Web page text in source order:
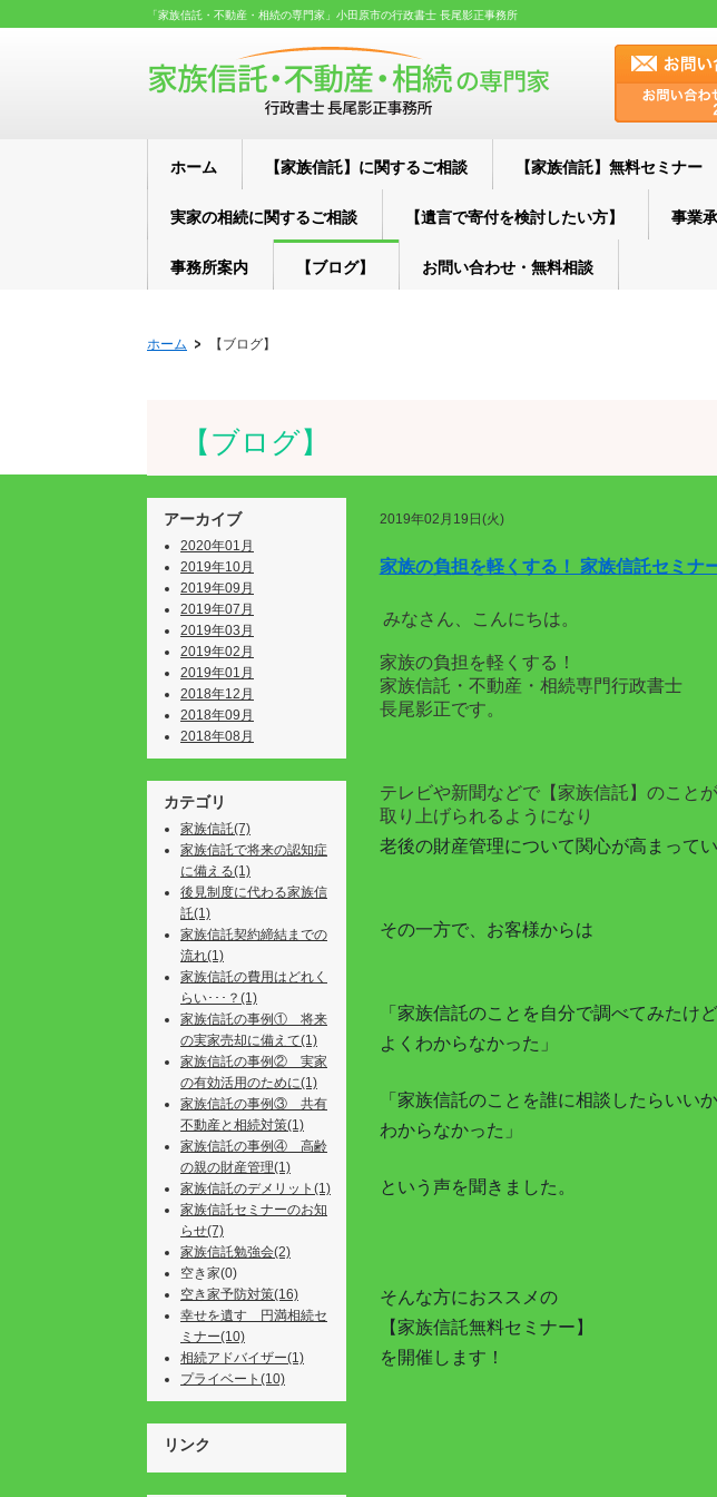
「家族信託・不動産・相続の専門家」小田原市の行政書士 長尾影正事務所
ホーム 【家族信託】に関するご相談 【家族信託】無料セミナー
実家の相続に関するご相談 【遺言で寄付を検討したい方】 事業
事務所案内 【ブログ】 お問い合わせ・無料相談
ホーム 【ブログ】
【ブログ】
アーカイブ
2020年01月
2019年10月
2019年09月
2019年07月
2019年03月
2019年02月
2019年01月
2018年12月
2018年09月
2018年08月
カテゴリ
家族信託(7)
家族信託で将来の認知症
に備える(1)
後見制度に代わる家族信
託(1)
家族信託契約締結までの
流れ(1)
家族信託の費用はどれく
らい･･･？(1)
家族信託の事例① 将来
の実家売却に備えて(1)
家族信託の事例② 実家
の有効活用のために(1)
家族信託の事例③ 共有
不動産と相続対策(1)
家族信託の事例④ 高齢
の親の財産管理(1)
家族信託のデメリット(1)
家族信託セミナーのお知
らせ(7)
家族信託勉強会(2)
空き家(0)
空き家予防対策(16)
幸せを遺す 円満相続セ
ミナー(10)
相続アドバイザー(1)
プライベート(10)
リンク
2019年02月19日(火)
家族の負担を軽くする！ 家族信託セミ
みなさん、こんにちは。
家族の負担を軽くする！
家族信託・不動産・相続専門行政書士
長尾影正です。
テレビや新聞などで【家族信託】のことが
取り上げられるようになり
老後の財産管理について関心が高まってい
その一方で、お客様からは
「家族信託のことを自分で調べてみたけど
よくわからなかった」
「家族信託のことを誰に相談したらいいか
わからなかった」
という声を聞きました。
そんな方におススメの
【家族信託無料セミナー】
を開催します！